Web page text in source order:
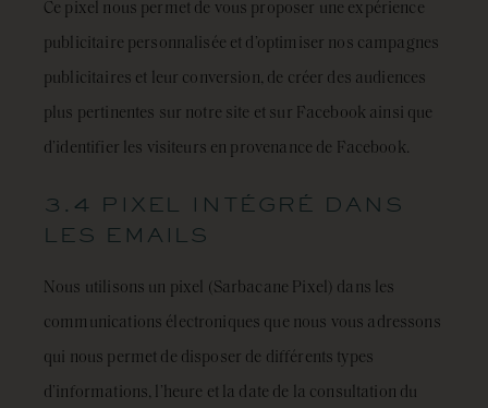
Ce pixel nous permet de vous proposer une expérience
publicitaire personnalisée et d’optimiser nos campagnes
publicitaires et leur conversion, de créer des audiences
plus pertinentes sur notre site et sur Facebook ainsi que
d’identifier les visiteurs en provenance de Facebook.
3.4 PIXEL INTÉGRÉ DANS
LES EMAILS
Nous utilisons un pixel (Sarbacane Pixel) dans les
communications électroniques que nous vous adressons
qui nous permet de disposer de différents types
d’informations, l’heure et la date de la consultation du